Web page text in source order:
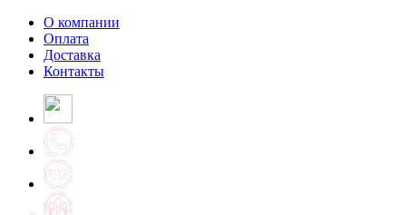
О компании
Оплата
Доставка
Контакты